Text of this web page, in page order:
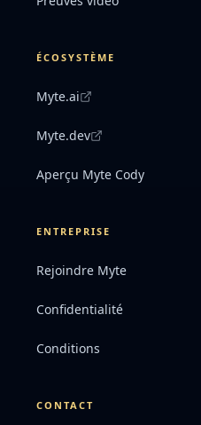
ÉCOSYSTÈME
Myte.ai
Myte.dev
Aperçu Myte Cody
ENTREPRISE
Rejoindre Myte
Confidentialité
Conditions
CONTACT